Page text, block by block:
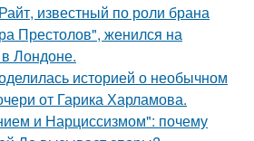
известный по роли брана
Престолов", женился на
Лондоне.
историей о необычном
от Гарика Харламова.
и Нарциссизмом": почему